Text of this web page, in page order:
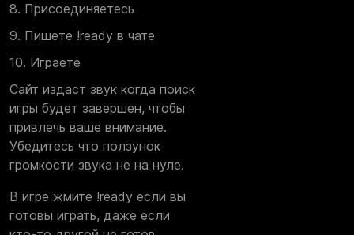
8. Присоединяетесь
9. Пишете !ready в чате
10. Играете
Сайт издаст звук когда поиск
игры будет завершен, чтобы
привлечь ваше внимание.
Убедитесь что ползунок
громкости звука не на нуле.
В игре жмите !ready если вы
готовы играть, даже если